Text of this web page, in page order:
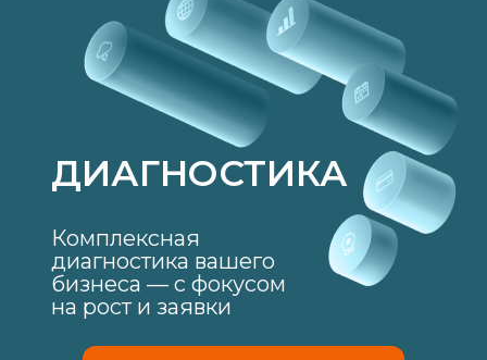
Комплексная
диагностика вашего
бизнеса — с фокусом
на рост и заявки
ДИАГНОСТИКА